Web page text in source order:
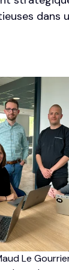
dans
Le